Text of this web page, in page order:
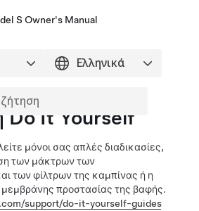
S Owner's Manual
Do It Yourself
μόνοι σας απλές διαδικασίες,
των μάκτρων των
των φίλτρων της καμπίνας ή η
προστασίας της βαφής.
support/do-it-yourself-guides